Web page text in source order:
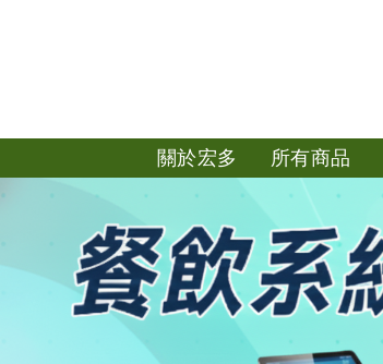
關於宏多 所有商品